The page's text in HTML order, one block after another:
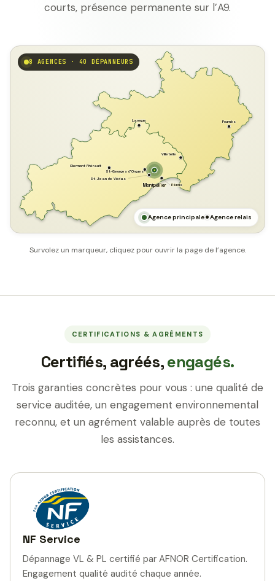
courts, présence permanente sur l’A9.
Montpellier Pérols
Laroque Fournès
Villetelle
St-Georges d'Orques
Clermont l'Hérault
St-Jean de Védas
8 AGENCES · 40 DÉPANNEURS
Agence principale Agence relais
Survolez un marqueur, cliquez pour ouvrir la page de l’agence.
CERTIFICATIONS & AGRÉMENTS
Certifiés, agréés,engagés.
Trois garanties concrètes pour vous : une qualité de
service auditée, un engagement environnemental
reconnu, et un agrément valable auprès de toutes
les assistances.
NF Service
Dépannage VL & PL certifié par AFNOR Certification.
Engagement qualité audité chaque année.